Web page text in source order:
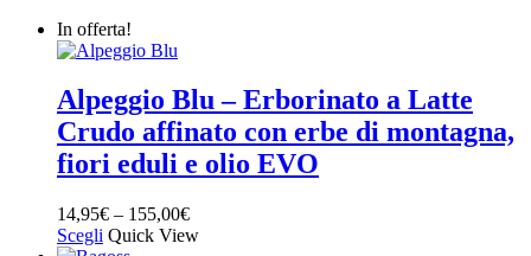
In offerta!
Alpeggio Blu – Erborinato a Latte
Crudo affinato con erbe di montagna,
fiori eduli e olio EVO
14,95€ – 155,00€
Scegli Quick View